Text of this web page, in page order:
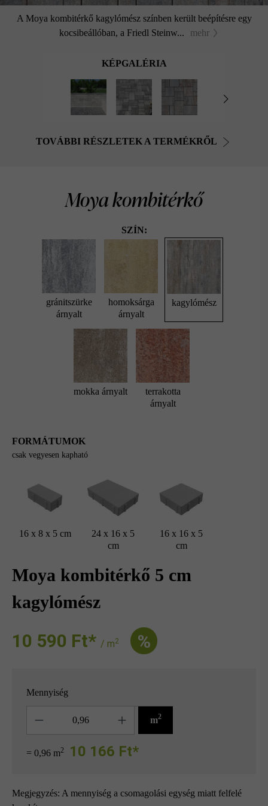
A Moya kombitérkő kagylómész színben került beépítésre egy
kocsibeállóban, a Friedl Steinw...
mehr
KÉPGALÉRIA
TOVÁBBI RÉSZLETEK A TERMÉKRŐL
Moya kombitérkő
SZÍN:
gránitszürke
árnyalt
homoksárga
árnyalt
kagylómész
mokka árnyalt
terrakotta
árnyalt
FORMÁTUMOK
csak vegyesen kapható
16 x 8 x 5 cm
24 x 16 x 5
cm
16 x 16 x 5
cm
Moya kombitérkő 5 cm
kagylómész
10 590 Ft‎‎‎* / m2 %
Mennyiség
m2
= 0,96 m2 10 166 Ft*
Megjegyzés: A mennyiség a csomagolási egység miatt felfelé